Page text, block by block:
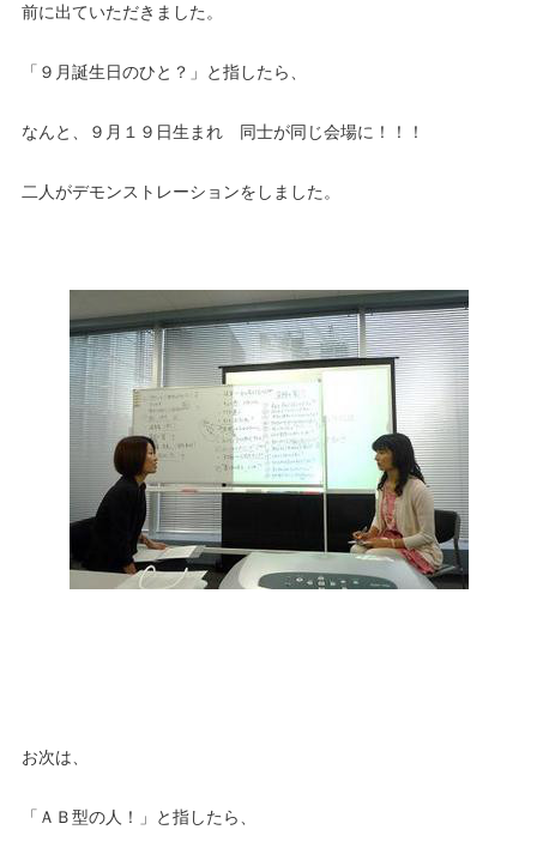
前に出ていただきました。
「９月誕生日のひと？」と指したら、
なんと、９月１９日生まれ 同士が同じ会場に！！！
二人がデモンストレーションをしました。
お次は、
「ＡＢ型の人！」と指したら、